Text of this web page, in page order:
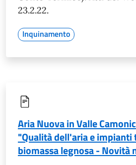
23.2.22.
Inquinamento
Aria Nuova in Valle
"Qualità dell'aria e impianti
biomassa legnosa - Novità